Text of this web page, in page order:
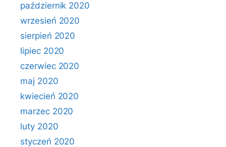
październik 2020
wrzesień 2020
sierpień 2020
lipiec 2020
czerwiec 2020
maj 2020
kwiecień 2020
marzec 2020
luty 2020
styczeń 2020